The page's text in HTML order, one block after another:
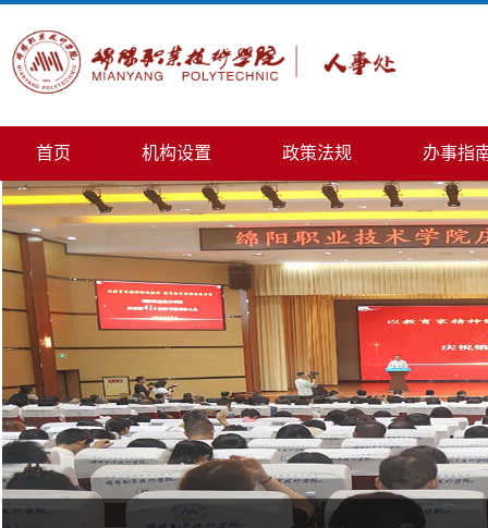
首页 机构设置 政策法规 办事指